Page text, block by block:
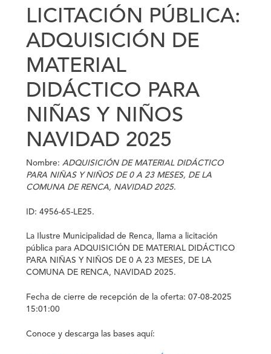
LICITACIÓN PÚBLICA:
ADQUISICIÓN DE
MATERIAL
DIDÁCTICO PARA
NIÑAS Y NIÑOS
NAVIDAD 2025
Nombre: ADQUISICIÓN DE MATERIAL DIDÁCTICO
PARA NIÑAS Y NIÑOS DE 0 A 23 MESES, DE LA
COMUNA DE RENCA, NAVIDAD 2025.
ID: 4956-65-LE25.
La Ilustre Municipalidad de Renca, llama a licitación
pública para ADQUISICIÓN DE MATERIAL DIDÁCTICO
PARA NIÑAS Y NIÑOS DE 0 A 23 MESES, DE LA
COMUNA DE RENCA, NAVIDAD 2025.
Fecha de cierre de recepción de la oferta: 07-08-2025
15:01:00
Conoce y descarga las bases aquí: